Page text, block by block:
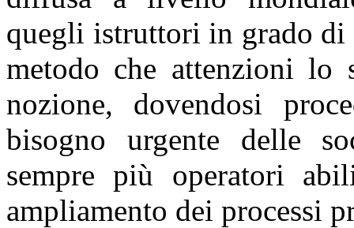
quegli istruttori in grado di
metodo che attenzioni lo
nozione, dovendosi
bisogno urgente delle
sempre più operatori
ampliamento dei processi